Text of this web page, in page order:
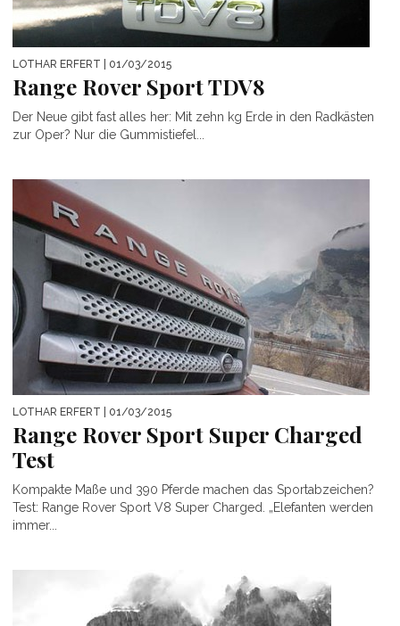
LOTHAR ERFERT | 01/03/2015
Range Rover Sport TDV8
Der Neue gibt fast alles her: Mit zehn kg Erde in den Radkästen
zur Oper? Nur die Gummistiefel...
LOTHAR ERFERT | 01/03/2015
Range Rover Sport Super Charged
Test
Kompakte Maße und 390 Pferde machen das Sportabzeichen?
Test: Range Rover Sport V8 Super Charged. „Elefanten werden
immer...